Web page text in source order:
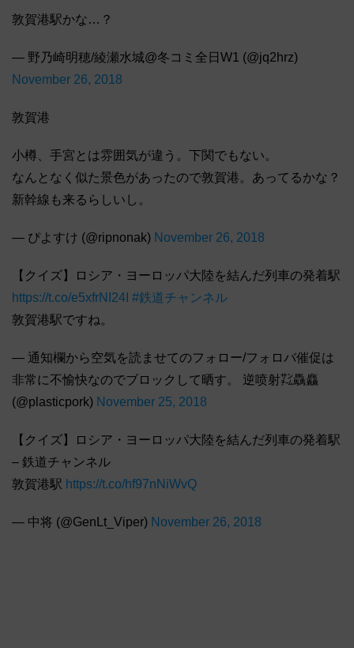
敦賀港駅かな…？
— 野乃崎明穂/綾瀬水城@冬コミ全日W1 (@jq2hrz)
November 26, 2018
敦賀港
小樽、手宮とは雰囲気が違う。下関でもない。
なんとなく似た景色があったので敦賀港。あってるかな？
新幹線も来るらしいし。
— ぴよすけ (@ripnonak) November 26, 2018
【クイズ】ロシア・ヨーロッパ大陸を結んだ列車の発着駅
https://t.co/e5xfrNI24I #鉄道チャンネル
敦賀港駅ですね。
— 通知欄から空気を読ませてのフォロー/フォロバ催促は
非常に不愉快なのでブロックして晒す。 逆喷射㌠驫麤
(@plasticpork) November 25, 2018
【クイズ】ロシア・ヨーロッパ大陸を結んだ列車の発着駅
– 鉄道チャンネル
敦賀港駅 https://t.co/hf97nNiWvQ
— 中将 (@GenLt_Viper) November 26, 2018